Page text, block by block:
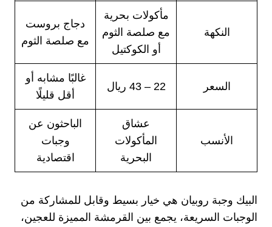
النكهة
مأكولات بحرية
مع صلصة الثوم
أو الكوكتيل
دجاج بروست
مع صلصة الثوم
السعر 22 – 43 ريال
غالبًا مشابه أو
أقل قليلًا
الأنسب
عشاق
المأكولات
البحرية
الباحثون عن
وجبات
اقتصادية
البيك وجبة روبيان هي خيار بسيط وقابل للمشاركة من
الوجبات السريعة، يجمع بين القرمشة المميزة للعجين،